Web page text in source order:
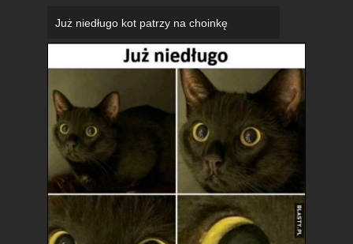
Już niedługo kot patrzy na choinkę